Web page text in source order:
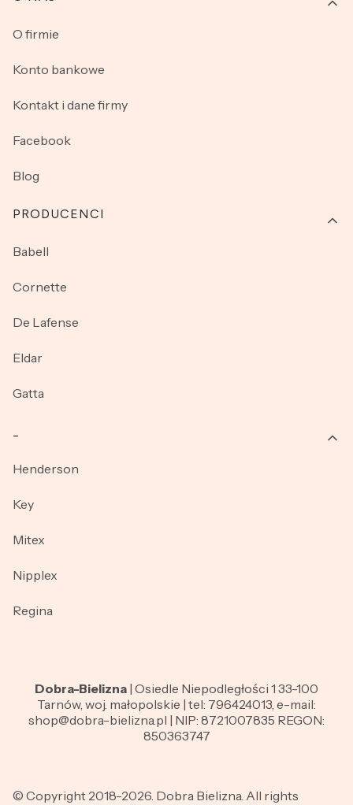
O firmie
Konto bankowe
Kontakt i dane firmy
Facebook
Blog
PRODUCENCI
Babell
Cornette
De Lafense
Eldar
Gatta
Henderson
Key
Mitex
Nipplex
Regina
Dobra-Bielizna | Osiedle Niepodległości 1 33-100
Tarnów, woj. małopolskie | tel: 796424013, e-mail:
shop@dobra-bielizna.pl | NIP: 8721007835 REGON:
850363747
© Copyright 2018-2026. Dobra Bielizna. All rights